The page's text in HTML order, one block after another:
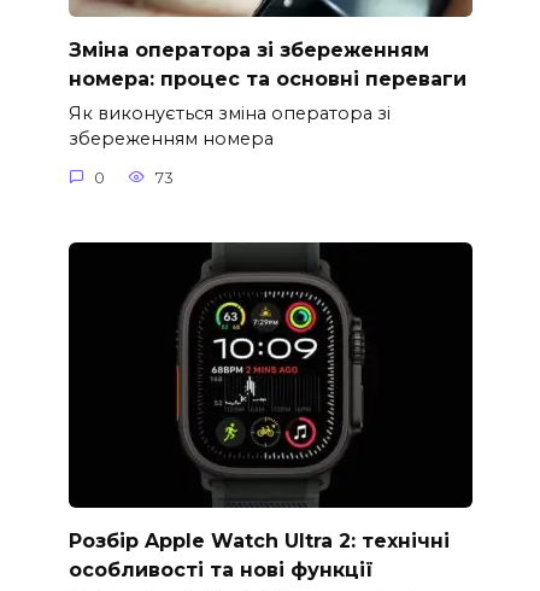
Зміна оператора зі збереженням
номера: процес та основні переваги
Як виконується зміна оператора зі
збереженням номера
0 73
Розбір Apple Watch Ultra 2: технічні
особливості та нові функції